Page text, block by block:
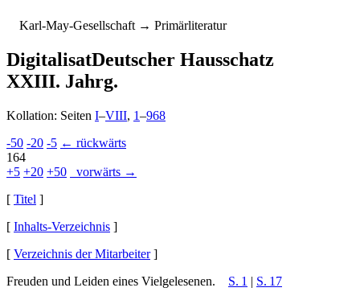
Karl-May-Gesellschaft → Primärliteratur
DigitalisatDeutscher Hausschatz
XXIII. Jahrg.
Kollation: Seiten I–VIII, 1–968
-50 -20 -5 ← rückwärts
164
+5 +20 +50
vorwärts →
[ Titel ]
[ Inhalts-Verzeichnis ]
[ Verzeichnis der Mitarbeiter]
Freuden und Leiden eines Viel­ge­le­se­nen.
S. 1 | S. 17